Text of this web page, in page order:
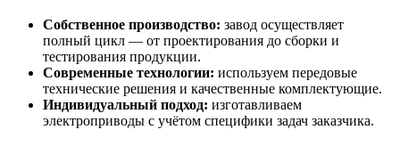
Собственное производство: завод осуществляет
полный цикл — от проектирования до сборки и
тестирования продукции.
Современные технологии: используем передовые
технические решения и качественные комплектующие.
Индивидуальный подход: изготавливаем
электроприводы с учётом специфики задач заказчика.